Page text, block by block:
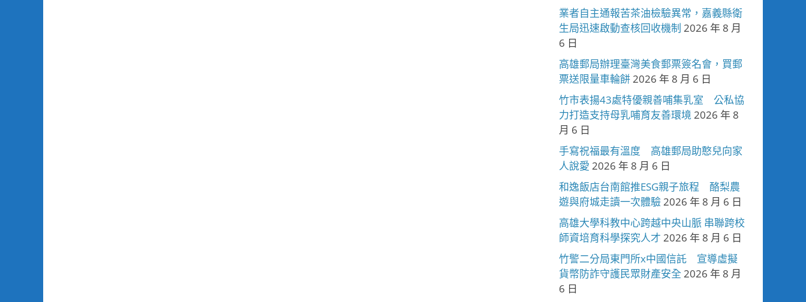
業者自主通報苦茶油檢驗異常，嘉義縣衛
生局迅速啟動查核回收機制 2026 年 8 月
6 日
高雄郵局辦理臺灣美食郵票簽名會，買郵
票送限量車輪餅2026 年 8 月 6 日
竹市表揚43處特優親善哺集乳室 公私協
力打造支持母乳哺育友善環境2026 年 8
月 6 日
手寫祝福最有溫度 高雄郵局助憨兒向家
人說愛 2026 年 8 月 6 日
和逸飯店台南館推ESG親子旅程 酪梨農
遊與府城走讀一次體驗2026 年 8 月 6 日
高雄大學科教中心跨越中央山脈 串聯跨校
師資培育科學探究人才 2026 年 8 月 6 日
竹警二分局東門所x中國信託 宣導虛擬
貨幣防詐守護民眾財產安全 2026 年 8 月
6 日